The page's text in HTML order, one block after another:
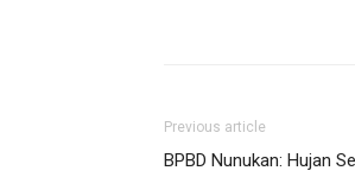
Previous article
BPBD Nunukan: Hujan